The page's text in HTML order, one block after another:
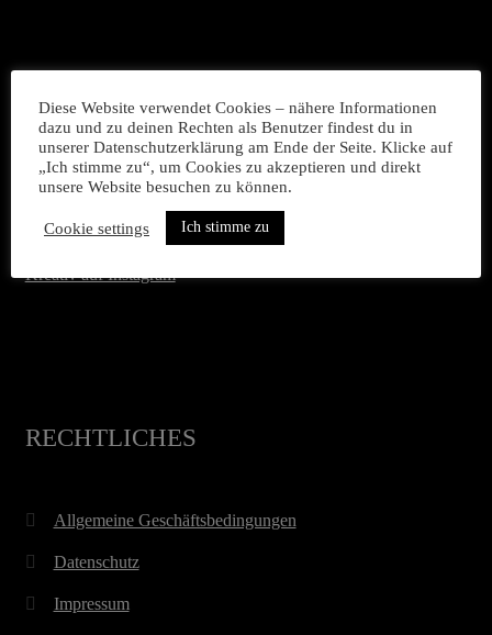
18311 Ribnitz-Damgarten
0172 21 30 219
mia@miaplewka.de
Kreativ auf Instagram
RECHTLICHES
Allgemeine Geschäftsbedingungen
Datenschutz
Impressum
Diese Website verwendet Cookies – nähere Informationen
dazu und zu deinen Rechten als Benutzer findest du in
unserer Datenschutzerklärung am Ende der Seite. Klicke auf
„Ich stimme zu“, um Cookies zu akzeptieren und direkt
unsere Website besuchen zu können.
Cookie settings Ich stimme zu